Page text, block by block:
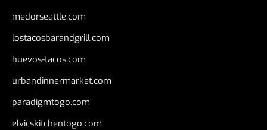
medorseattle.com
lostacosbarandgrill.com
huevos-tacos.com
urbandinnermarket.com
paradigmtogo.com
elvicskitchentogo.com